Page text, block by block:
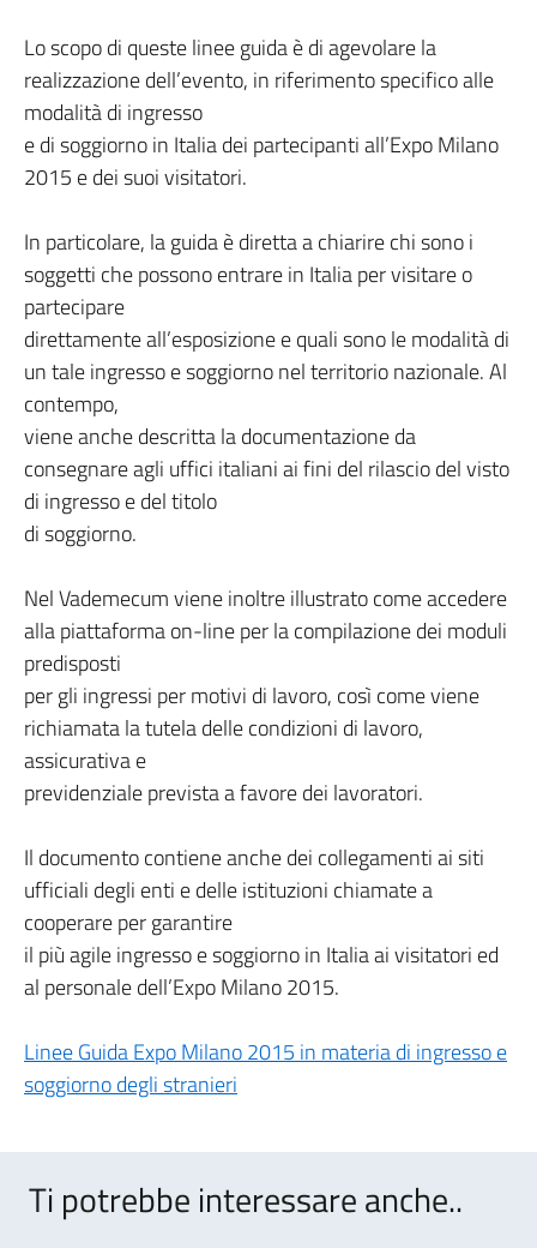
Lo scopo di queste linee guida è di agevolare la
realizzazione dell’evento, in riferimento specifico alle
modalità di ingresso
e di soggiorno in Italia dei partecipanti all’Expo Milano
2015 e dei suoi visitatori.
In particolare, la guida è diretta a chiarire chi sono i
soggetti che possono entrare in Italia per visitare o
partecipare
direttamente all’esposizione e quali sono le modalità di
un tale ingresso e soggiorno nel territorio nazionale. Al
contempo,
viene anche descritta la documentazione da
consegnare agli uffici italiani ai fini del rilascio del visto
di ingresso e del titolo
di soggiorno.
Nel Vademecum viene inoltre illustrato come accedere
alla piattaforma on-line per la compilazione dei moduli
predisposti
per gli ingressi per motivi di lavoro, così come viene
richiamata la tutela delle condizioni di lavoro,
assicurativa e
previdenziale prevista a favore dei lavoratori.
Il documento contiene anche dei collegamenti ai siti
ufficiali degli enti e delle istituzioni chiamate a
cooperare per garantire
il più agile ingresso e soggiorno in Italia ai visitatori ed
al personale dell’Expo Milano 2015.
Linee Guida Expo Milano 2015 in materia di ingresso e
soggiorno degli stranieri
Ti potrebbe interessare anche..